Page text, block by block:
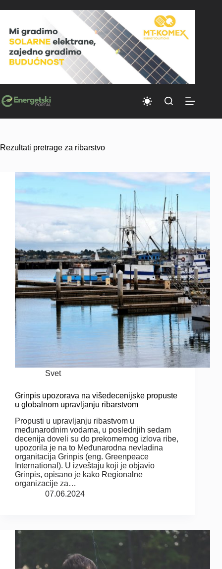
to
Rezultati pretrage za ribarstvo
Svet
Grinpis upozorava na višedecenijske propuste
u globalnom upravljanju ribarstvom
Propusti u upravljanju ribastvom u
međunarodnim vodama, u poslednjih sedam
decenija doveli su do prekomernog izlova ribe,
upozorila je na to Međunarodna nevladina
organitacija Grinpis (eng. Greenpeace
International). U izveštaju koji je objavio
Grinpis, opisano je kako Regionalne
organizacije za…
07.06.2024